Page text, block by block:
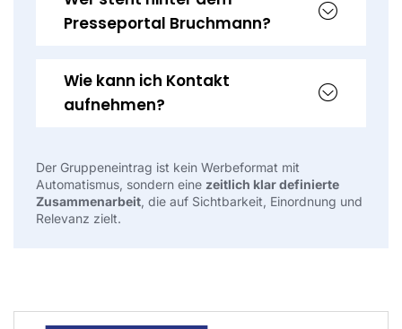
Presseportal Bruchmann?
Wie kann ich Kontakt
aufnehmen?
Der Gruppeneintrag ist kein Werbeformat mit
Automatismus, sondern eine zeitlich klar definierte
Zusammenarbeit , die auf Sichtbarkeit, Einordnung und
Relevanz zielt.